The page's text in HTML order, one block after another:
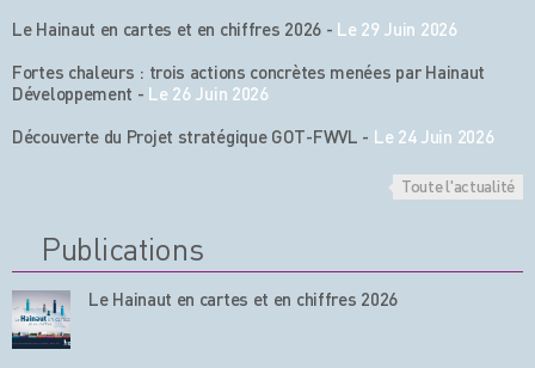
Le Hainaut en cartes et en chiffres 2026 - Le 29 Juin 2026
Fortes chaleurs : trois actions concrètes menées par Hainaut
Développement - Le 26 Juin 2026
Découverte du Projet stratégique GOT-FWVL - Le 24 Juin 2026
Toute l'actualité
Publications
Le Hainaut en cartes et en chiffres 2026